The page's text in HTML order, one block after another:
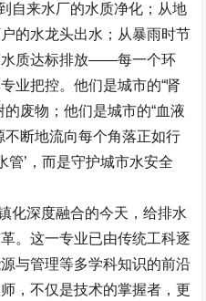
自来水厂的水质净化；从地
的水龙头出水；从暴雨时节
质达标排放——每一个环
业把控。他们是城市的“肾
的废物；他们是城市的“血液
不断地流向每个角落正如行
管’ ，而是守护城市水安全
化深度融合的今天，给排水
。这一专业已由传统工科逐
与管理等多学科知识的前沿
，不仅是技术的掌握者，更